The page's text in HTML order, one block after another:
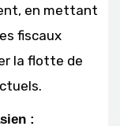
en mettant
fiscaux
la flotte de
: